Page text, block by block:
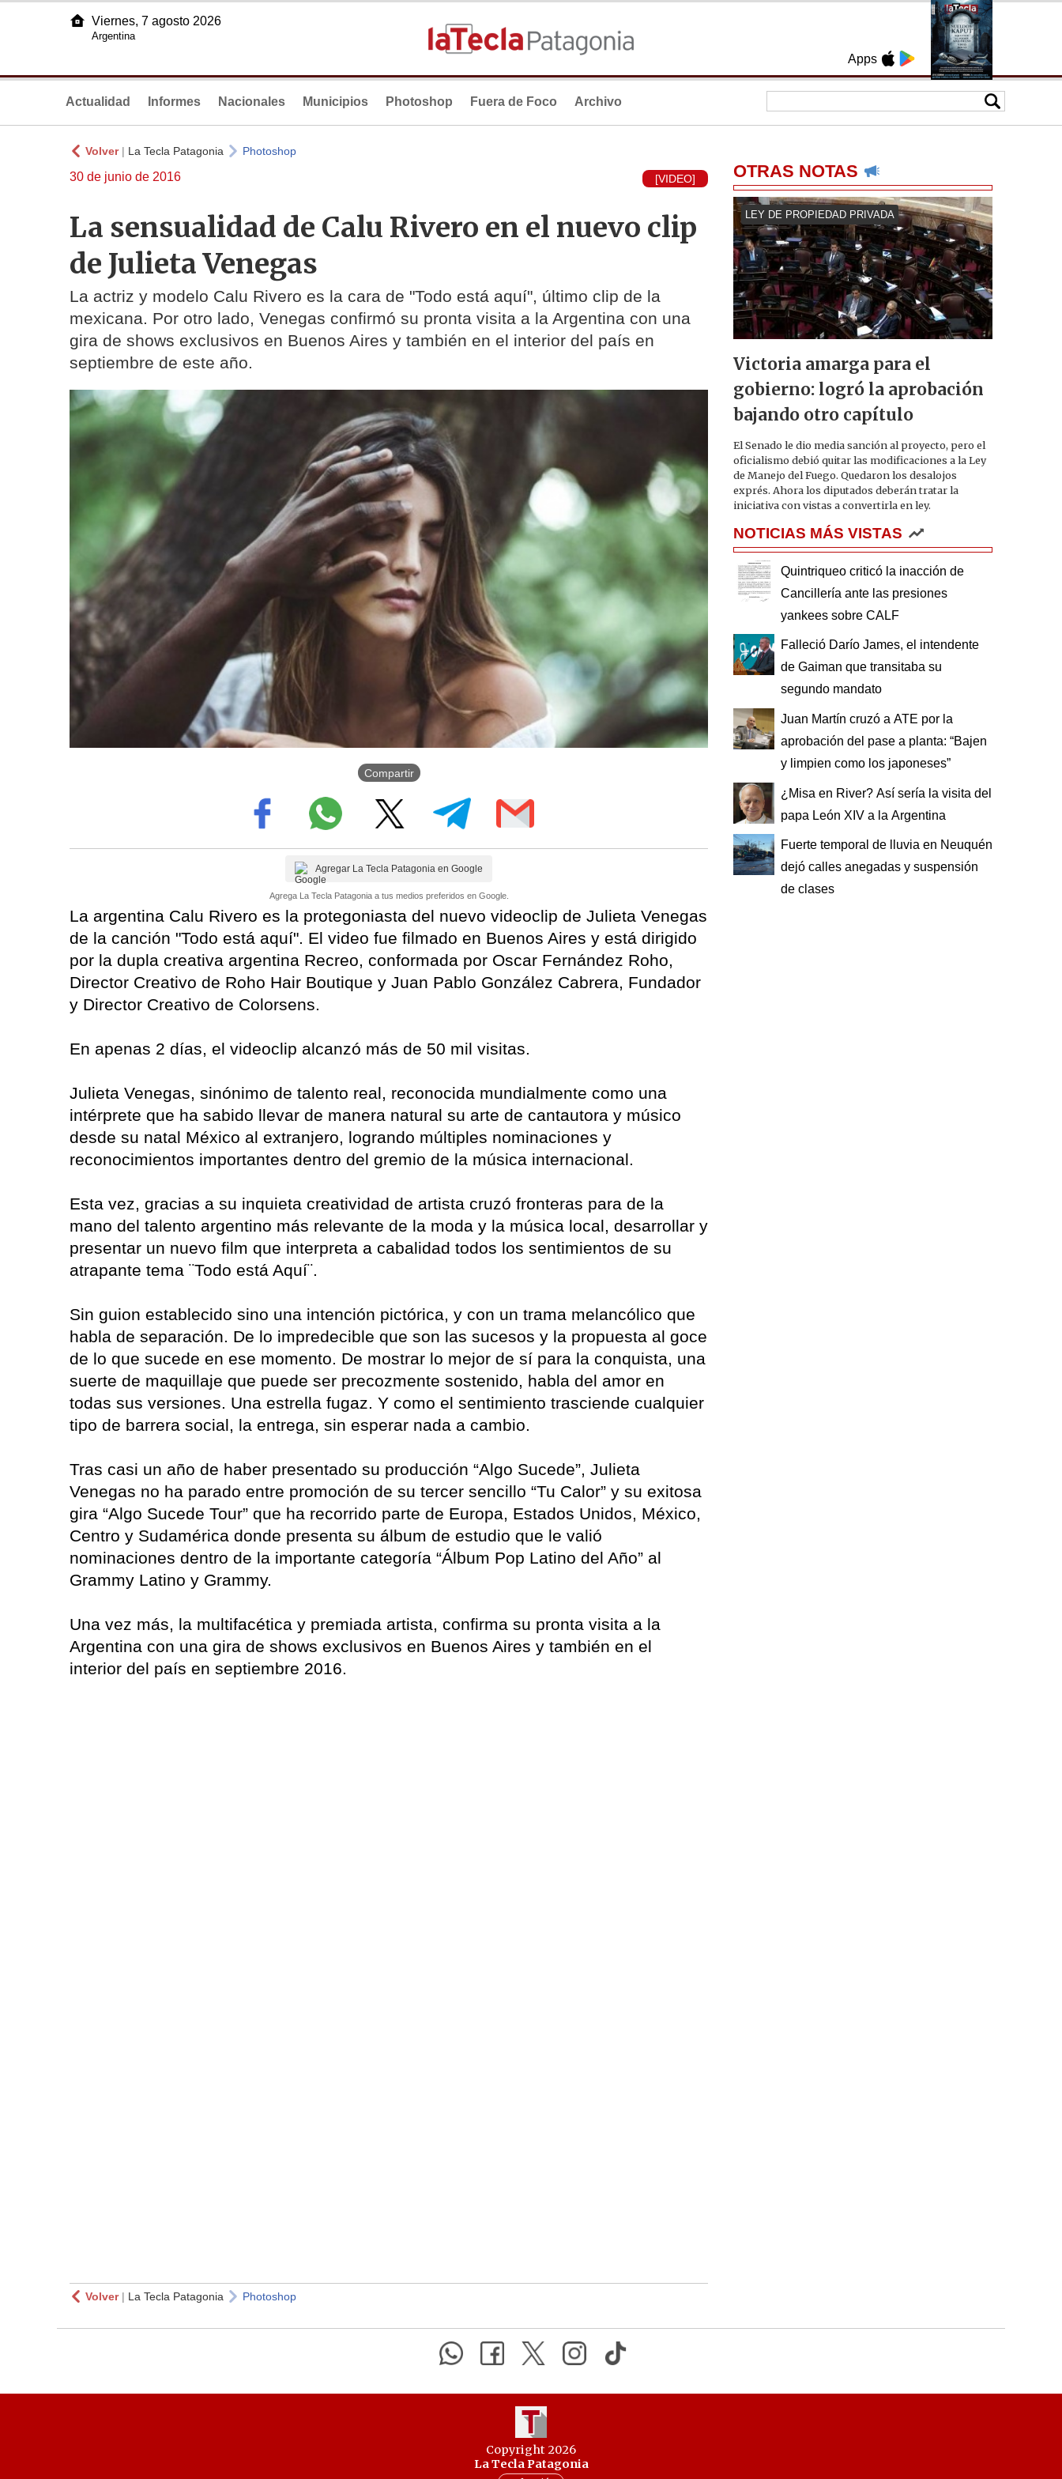
Apps
Viernes, 7 agosto 2026
Argentina
Actualidad Informes Nacionales Municipios Photoshop Fuera de Foco Archivo
Volver| La Tecla Patagonia Photoshop
30 de junio de 2016 [VIDEO]
La sensualidad de Calu Rivero en el nuevo clip
de Julieta Venegas
La actriz y modelo Calu Rivero es la cara de "Todo está aquí", último clip de la
mexicana. Por otro lado, Venegas confirmó su pronta visita a la Argentina con una
gira de shows exclusivos en Buenos Aires y también en el interior del país en
septiembre de este año.
Compartir
Agregar La Tecla Patagonia en Google
Agrega La Tecla Patagonia a tus medios preferidos en Google.
La argentina Calu Rivero es la protegoniasta del nuevo videoclip de Julieta Venegas
de la canción "Todo está aquí". El video fue filmado en Buenos Aires y está dirigido
por la dupla creativa argentina Recreo, conformada por Oscar Fernández Roho,
Director Creativo de Roho Hair Boutique y Juan Pablo González Cabrera, Fundador
y Director Creativo de Colorsens.
En apenas 2 días, el videoclip alcanzó más de 50 mil visitas.
Julieta Venegas, sinónimo de talento real, reconocida mundialmente como una
intérprete que ha sabido llevar de manera natural su arte de cantautora y músico
desde su natal México al extranjero, logrando múltiples nominaciones y
reconocimientos importantes dentro del gremio de la música internacional.
Esta vez, gracias a su inquieta creatividad de artista cruzó fronteras para de la
mano del talento argentino más relevante de la moda y la música local, desarrollar y
presentar un nuevo film que interpreta a cabalidad todos los sentimientos de su
atrapante tema ¨Todo está Aquí¨.
Sin guion establecido sino una intención pictórica, y con un trama melancólico que
habla de separación. De lo impredecible que son las sucesos y la propuesta al goce
de lo que sucede en ese momento. De mostrar lo mejor de sí para la conquista, una
suerte de maquillaje que puede ser precozmente sostenido, habla del amor en
todas sus versiones. Una estrella fugaz. Y como el sentimiento trasciende cualquier
tipo de barrera social, la entrega, sin esperar nada a cambio.
Tras casi un año de haber presentado su producción “Algo Sucede”, Julieta
Venegas no ha parado entre promoción de su tercer sencillo “Tu Calor” y su exitosa
gira “Algo Sucede Tour” que ha recorrido parte de Europa, Estados Unidos, México,
Centro y Sudamérica donde presenta su álbum de estudio que le valió
nominaciones dentro de la importante categoría “Álbum Pop Latino del Año” al
Grammy Latino y Grammy.
Una vez más, la multifacética y premiada artista, confirma su pronta visita a la
Argentina con una gira de shows exclusivos en Buenos Aires y también en el
interior del país en septiembre 2016.
Volver| La Tecla Patagonia Photoshop
OTRAS NOTAS
LEY DE PROPIEDAD PRIVADA
Victoria amarga para el
gobierno: logró la aprobación
bajando otro capítulo
El Senado le dio media sanción al proyecto, pero el
oficialismo debió quitar las modificaciones a la Ley
de Manejo del Fuego. Quedaron los desalojos
exprés. Ahora los diputados deberán tratar la
iniciativa con vistas a convertirla en ley.
NOTICIAS MÁS VISTAS
Quintriqueo criticó la inacción de
Cancillería ante las presiones
yankees sobre CALF
Falleció Darío James, el intendente
de Gaiman que transitaba su
segundo mandato
Juan Martín cruzó a ATE por la
aprobación del pase a planta: “Bajen
y limpien como los japoneses”
¿Misa en River? Así sería la visita del
papa León XIV a la Argentina
Fuerte temporal de lluvia en Neuquén
dejó calles anegadas y suspensión
de clases
Copyright 2026
La Tecla Patagonia